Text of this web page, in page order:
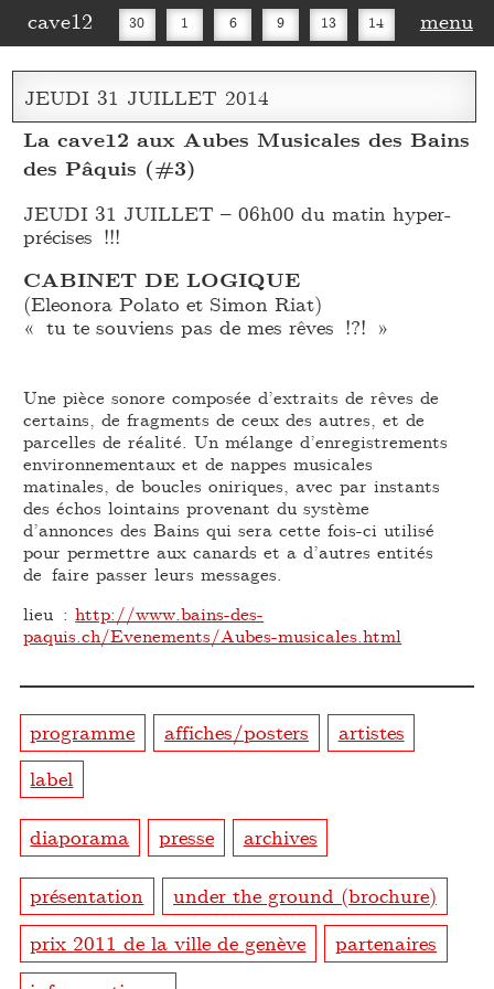
cave12 30 1 6 9 13 14
16 20 27 30
menu
JEUDI 31 JUILLET 2014
La cave12 aux Aubes Musicales des Bains
des Pâquis (#3)
JEUDI 31 JUILLET – 06h00 du matin hyper-
précises !!!
CABINET DE LOGIQUE
(Eleonora Polato et Simon Riat)
« tu te souviens pas de mes rêves !?! »
Une pièce sonore composée d’extraits de rêves de
certains, de fragments de ceux des autres, et de
parcelles de réalité. Un mélange d’enregistrements
environnementaux et de nappes musicales
matinales, de boucles oniriques, avec par instants
des échos lointains provenant du système
d’annonces des Bains qui sera cette fois-ci utilisé
pour permettre aux canards et a d’autres entités
de faire passer leurs messages.
lieu :http://www.bains-des-
paquis.ch/Evenements/Aubes-musicales.html
programme affiches/posters
artistes
label
diaporama presse archives
présentation
under the ground (brochure)
prix 2011 de la ville de genève
partenaires